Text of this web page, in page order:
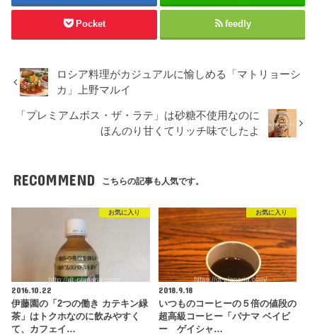
Pocket feedly
ロシア料理がカジュアルに愉しめる「マトリョーシ
カ」上野マルイ
「プレミアムボス・ザ・ラテ」は砂糖不使用なのに
ほんのり甘くてリッチ味でしたよ
RECOMMEND こちらの記事も人気です。
お気に入り
2016.10.22
伊藤園の「2つの働き カテキン緑
茶」はトクホなのに飲みやすく
て、カフェイ…
お気に入り
2018.9.18
いつものコーヒーの５倍の値段の
超高級コーヒー「パナマ ベイビ
ー ゲイシャ…